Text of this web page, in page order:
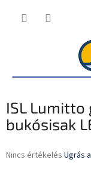
ISL
bukósisak
A
Nincs értékelés Ugrás